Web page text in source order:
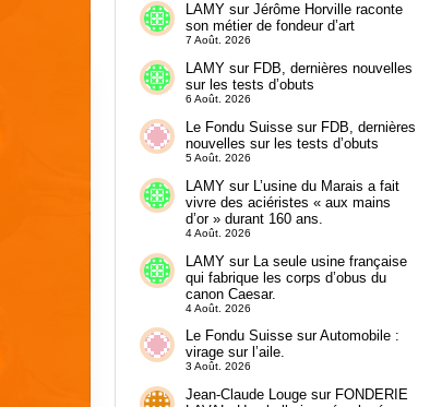
LAMYsur Jérôme Horville raconte
son métier de fondeur d’art
7 Août. 2026
LAMYsur FDB, dernières nouvelles
sur les tests d’obuts
6 Août. 2026
Le Fondu Suissesur FDB, dernières
nouvelles sur les tests d’obuts
5 Août. 2026
LAMYsur L’usine du Marais a fait
vivre des aciéristes « aux mains
d’or » durant 160 ans.
4 Août. 2026
LAMYsur La seule usine française
qui fabrique les corps d’obus du
canon Caesar.
4 Août. 2026
Le Fondu SuissesurAutomobile :
virage sur l’aile.
3 Août. 2026
Jean-Claude Lougesur FONDERIE